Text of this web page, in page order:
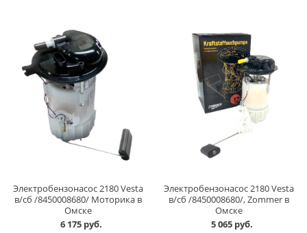
Электробензонасос 2180 Vesta
в/сб /8450008680/ Моторика в
Омске
6 175 руб.
Электробензонасос 2180 Vesta
в/сб /8450008680/, Zommer в
Омске
5 065 руб.